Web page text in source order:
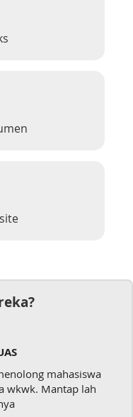
mahasiswa
wkwk. Mantap lah